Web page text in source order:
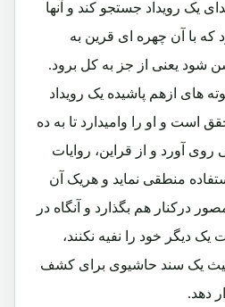
یک رویداد جستجو کند و آنها
که با آن چهره ای قرین به
شود یعنی از جز به کل برود.
های ازهم پاشیده یک رویداد
و او را وامیدارد تا به ده
آورد و از قراین، روایات
منطقی نماید و هریک آن
درکنار هم بگذارد و آنگاه در
دیگر خود را نفیه نکنند،
حیث یک سند حاشیوی برای کشف
دهد.